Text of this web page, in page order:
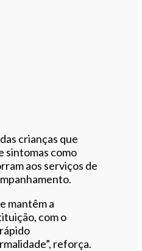
crianças que
sintomas como
aos serviços de
mantêm a
com o
reforça.